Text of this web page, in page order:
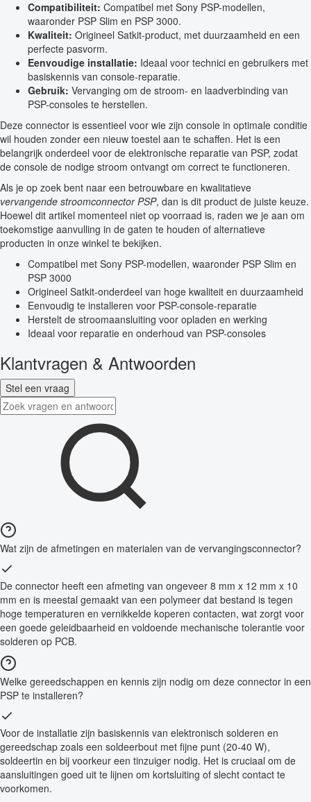
Compatibiliteit: Compatibel met Sony PSP-modellen,
waaronder PSP Slim en PSP 3000.
Kwaliteit: Origineel Satkit-product, met duurzaamheid en een
perfecte pasvorm.
Eenvoudige installatie: Ideaal voor technici en gebruikers met
basiskennis van console-reparatie.
Gebruik: Vervanging om de stroom- en laadverbinding van
PSP-consoles te herstellen.
Deze connector is essentieel voor wie zijn console in optimale conditie
wil houden zonder een nieuw toestel aan te schaffen. Het is een
belangrijk onderdeel voor de elektronische reparatie van PSP, zodat
de console de nodige stroom ontvangt om correct te functioneren.
Als je op zoek bent naar een betrouwbare en kwalitatieve
vervangende stroomconnector PSP, dan is dit product de juiste keuze.
Hoewel dit artikel momenteel niet op voorraad is, raden we je aan om
toekomstige aanvulling in de gaten te houden of alternatieve
producten in onze winkel te bekijken.
Compatibel met Sony PSP-modellen, waaronder PSP Slim en
PSP 3000
Origineel Satkit-onderdeel van hoge kwaliteit en duurzaamheid
Eenvoudig te installeren voor PSP-console-reparatie
Herstelt de stroomaansluiting voor opladen en werking
Ideaal voor reparatie en onderhoud van PSP-consoles
Klantvragen & Antwoorden
Stel een vraag
Wat zijn de afmetingen en materialen van de vervangingsconnector?
De connector heeft een afmeting van ongeveer 8 mm x 12 mm x 10
mm en is meestal gemaakt van een polymeer dat bestand is tegen
hoge temperaturen en vernikkelde koperen contacten, wat zorgt voor
een goede geleidbaarheid en voldoende mechanische tolerantie voor
solderen op PCB.
Welke gereedschappen en kennis zijn nodig om deze connector in een
PSP te installeren?
Voor de installatie zijn basiskennis van elektronisch solderen en
gereedschap zoals een soldeerbout met fijne punt (20-40 W),
soldeertin en bij voorkeur een tinzuiger nodig. Het is cruciaal om de
aansluitingen goed uit te lijnen om kortsluiting of slecht contact te
voorkomen.